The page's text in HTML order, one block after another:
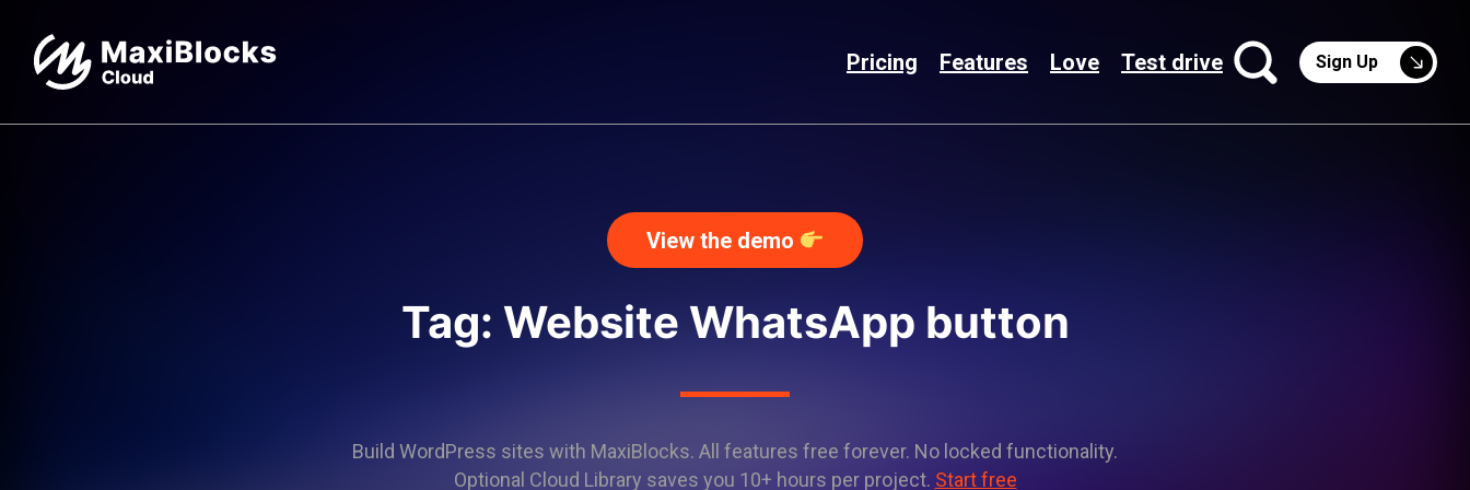
Pricing Features Love Test drive Sign Up
View the demo
Tag: Website WhatsApp button
Build WordPress sites with MaxiBlocks. All features free forever. No locked functionality.
Optional Cloud Library saves you 10+ hours per project. Start free